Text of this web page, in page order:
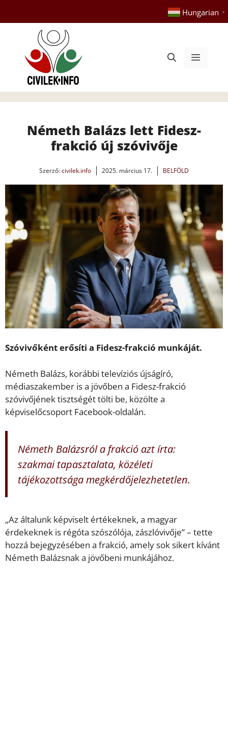
tartalomba
Hungarian ▼
Menü
Németh Balázs lett Fidesz-
frakció új szóvivője
Szerző:civilek.info 2025. március 17. BELFÖLD
Szóvivőként erősíti a Fidesz-frakció munkáját.
Németh Balázs, korábbi televíziós újságíró,
médiaszakember is a jövőben a Fidesz-frakció
szóvivőjének tisztségét tölti be, közölte a
képviselőcsoport Facebook-oldalán.
Németh Balázsról a frakció azt írta:
szakmai tapasztalata, közéleti
tájékozottsága megkérdőjelezhetetlen.
„Az általunk képviselt értékeknek, a magyar
érdekeknek is régóta szószólója, zászlóvivője” – tette
hozzá bejegyzésében a frakció, amely sok sikert kívánt
Németh Balázsnak a jövőbeni munkájához.